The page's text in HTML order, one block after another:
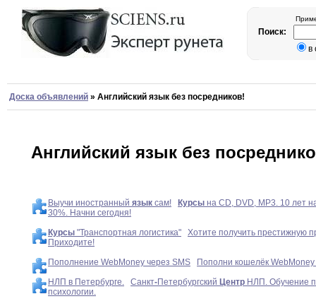
Поиск:
в
Доска объявлений » Английский язык без посредников!
Английский язык без
Выучи иностранный язык сам! Курсы на CD, DVD, MP3. 10 лет
30%. Начни сегодня!
Курсы "Транспортная логистика"
Хотите получить престижную
Приходите!
Пополнение WebMoney через SMS
Пополни кошелёк WebMoney
НЛП в Петербурге.
Санкт-Петербургский Центр НЛП. Обучение
психологии.